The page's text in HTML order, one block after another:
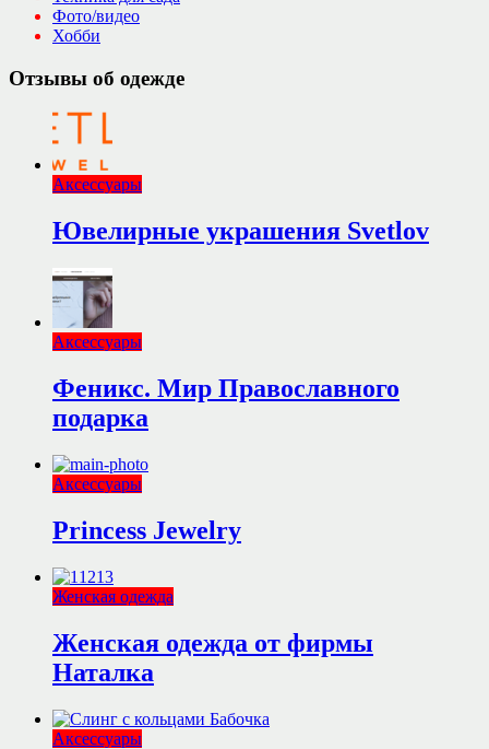
Фото/видео
Хобби
Отзывы об одежде
Аксессуары
Ювелирные украшения Svetlov
Аксессуары
Феникс. Мир Православного
подарка
Аксессуары
Princess Jewelry
Женская одежда
Женская одежда от фирмы
Наталка
Аксессуары